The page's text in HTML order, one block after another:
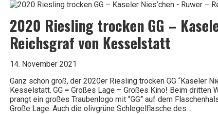
DOC
Pojer
e
Sandri
2020 Riesling trocken GG –
Reichsgraf von Kesselstatt
14. November 2021
Ganz schön groß, der 2020er Riesling trocken GG “Kaseler
Kesselstatt. GG = Großes Lage – Großes Kino! Beim
prangt ein großes Traubenlogo mit “GG” auf dem
Große Lage. Auch die olivgrüne Schlegelflasche des…